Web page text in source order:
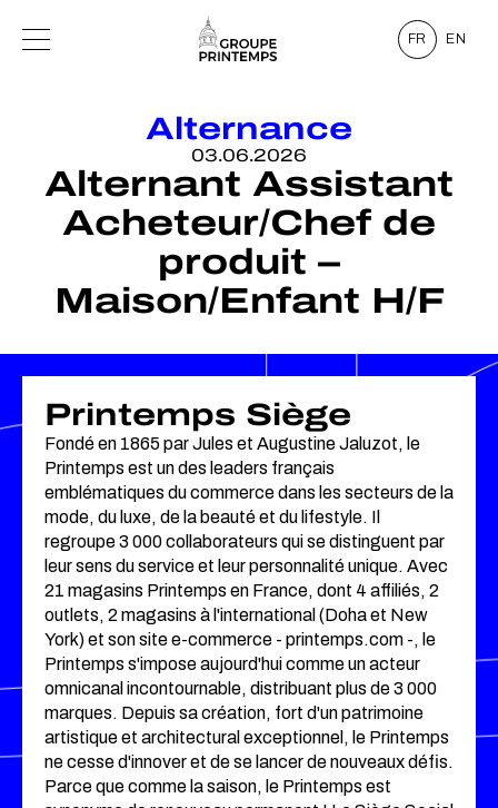
FR EN
Alternance
03.06.2026
Alternant Assistant
Acheteur/Chef de
produit –
Maison/Enfant H/F
Printemps Siège
Fondé en 1865 par Jules et Augustine Jaluzot, le
Printemps est un des leaders français
emblématiques du commerce dans les secteurs de la
mode, du luxe, de la beauté et du lifestyle. Il
regroupe 3 000 collaborateurs qui se distinguent par
leur sens du service et leur personnalité unique. Avec
21 magasins Printemps en France, dont 4 affiliés, 2
outlets, 2 magasins à l'international (Doha et New
York) et son site e-commerce - printemps.com -, le
Printemps s'impose aujourd'hui comme un acteur
omnicanal incontournable, distribuant plus de 3 000
marques. Depuis sa création, fort d'un patrimoine
artistique et architectural exceptionnel, le Printemps
ne cesse d'innover et de se lancer de nouveaux défis.
Parce que comme la saison, le Printemps est